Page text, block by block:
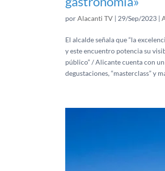
porAlacanti TV | 29/Sep/2023 |
El alcalde señala que “la
y este encuentro potencia su
público” / Alicante cuenta con
degustaciones, “masterclass” y